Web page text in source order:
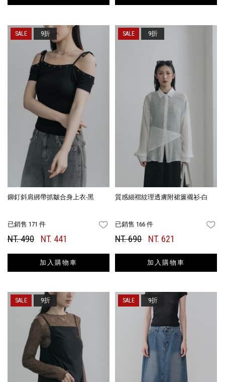
鉚釘斜肩綁帶抓皺合身上衣-黑
已銷售 171 件 FAVORITES
NT. 490 NT. 441
加入購物車
9折
質感細褶紋理透膚附裙簾襯衫-白
已銷售 166 件
NT. 690 NT. 621
加入購物車
9折
9折 9折